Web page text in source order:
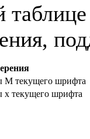
M текущего шрифта
x текущего шрифта